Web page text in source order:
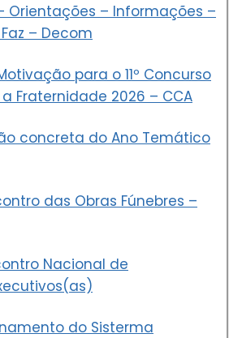
Orientações – Informações –
– Decom
para o 11º Concurso
Fraternidade 2026 – CCA
concreta do Ano Temático
das Obras Fúnebres –
Nacional de
do Sisterma